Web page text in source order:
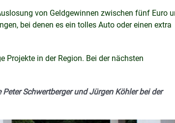
von Geldgewinnen zwischen fünf Euro
bei denen es ein tolles Auto oder einen extra
Projekte in der Region. Bei der nächsten
Schwertberger und Jürgen Köhler bei der